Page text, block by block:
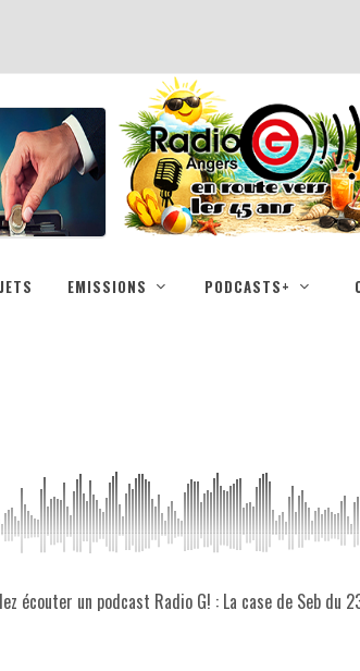
EMISSIONS PODCASTS+
écouter un podcast Radio G! : La case de Seb du